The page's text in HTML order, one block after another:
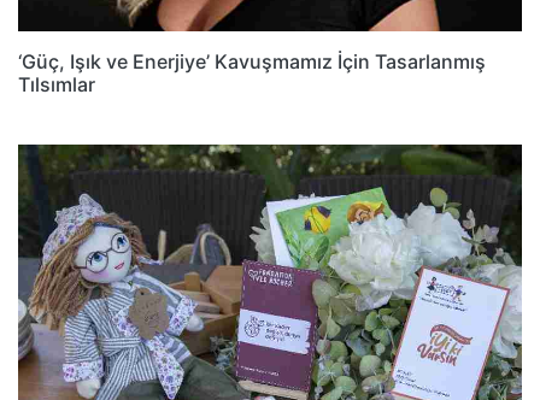
‘Güç, Işık ve Enerjiye’ Kavuşmamız İçin Tasarlanmış
Tılsımlar